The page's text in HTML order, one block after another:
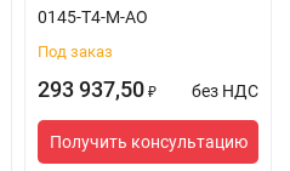
0145-T4-M-AO
Под заказ
293 937,50 ₽ без НДС
Получить консультацию